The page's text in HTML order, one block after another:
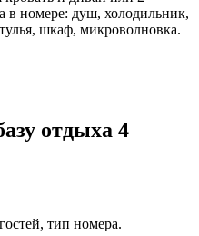
в номере: душ, холодильник,
шкаф, микроволновка.
отдыха 4
тип номера.